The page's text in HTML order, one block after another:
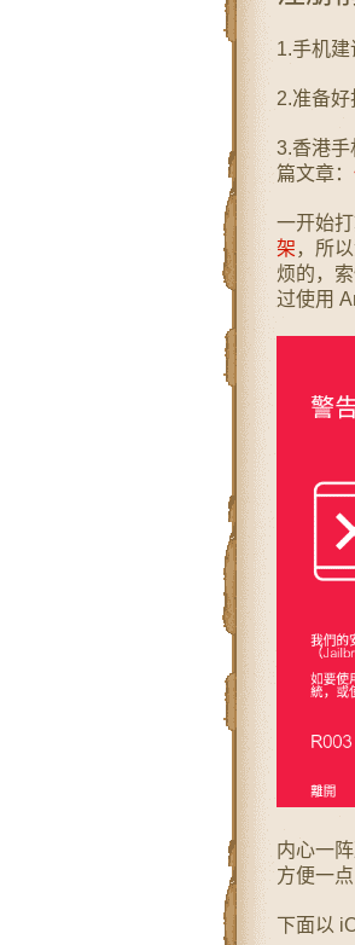
1.手机
2.准备
3.香港
篇文章：
一开始
架 ，所
烦的，
过使用
内心一
方便一
下面以